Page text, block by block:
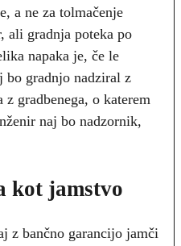
a ne za tolmačenje
ali gradnja poteka po
napaka je, če le
bo gradnjo nadziral z
gradbenega, o katerem
naj bo nadzornik,
kot jamstvo
z bančno garancijo jamči